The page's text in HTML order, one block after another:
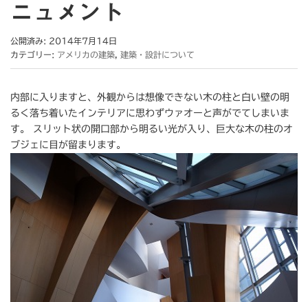
ニュメント
公開済み: 2014年7月14日
カテゴリー: アメリカの建築 建築・設計について
内部に入りますと、外観からは想像できない木の柱と白い壁の明
るく落ち着いたインテリアに思わずウァオーと声がでてしまいま
す。 スリット状の開口部から明るい光が入り、巨大な木の柱のオ
ブジェに目が留まります。